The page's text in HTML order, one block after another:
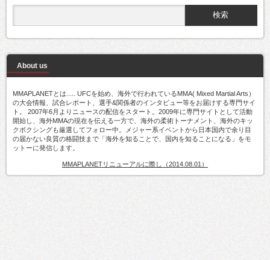
About us
MMAPLANETとは..... UFCを始め、海外で行われているMMA( Mixed Martial Arts）
の大会情報、試合レポート、選手&関係者のインタビュー等をお届けする専門サイ
ト。 2007年6月よりニュースの配信をスタート。2009年に専門サイトとして活動
開始し、海外MMAの現在を伝える一方で、海外の柔術トーナメント、海外のキッ
クボクシングも厳選してフォロー中。メジャー系イベントから日本国内で余り目
の届かない良質の格闘技まで「海外を知ることで、国内を知ることになる」をモ
ットーに発信します。
MMAPLANETリニューアルに際し（2014.08.01）